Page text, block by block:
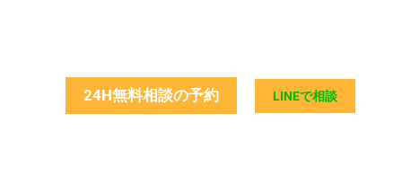
24H無料相談の予約 LINEで相談